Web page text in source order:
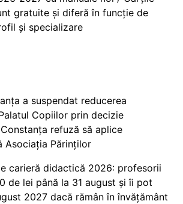
gratuite și diferă în funcție de
și specializare
a suspendat reducerea
Copiilor prin decizie
refuză să aplice
Asociația Părinților
carieră didactică 2026: profesorii
de lei până la 31 august și îi pot
2027 dacă rămân în învățământ